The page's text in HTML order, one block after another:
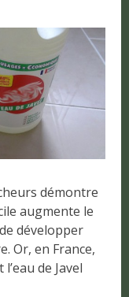
démontre
augmente le
développer
Or, en France,
de Javel